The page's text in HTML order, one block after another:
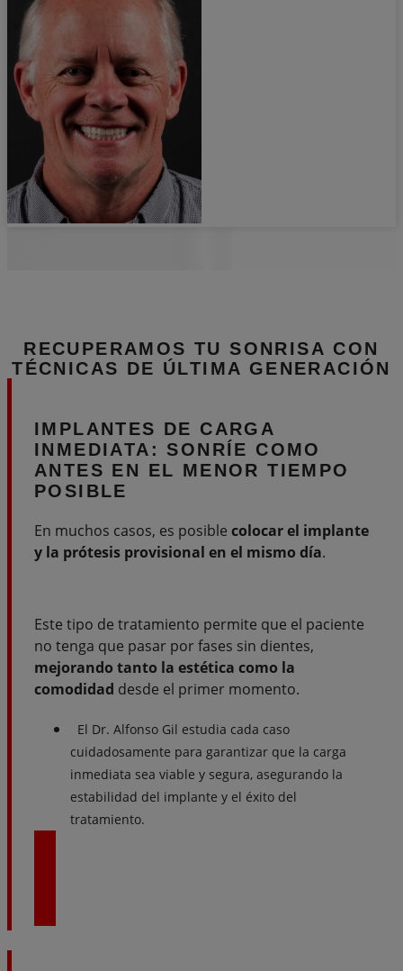
RECUPERAMOS TU SONRISA CON
TÉCNICAS DE ÚLTIMA GENERACIÓN
IMPLANTES DE CARGA
INMEDIATA: SONRÍE COMO
ANTES EN EL MENOR TIEMPO
POSIBLE
En muchos casos, es posible colocar el implante
y la prótesis provisional en el mismo día.
Este tipo de tratamiento permite que el paciente
no tenga que pasar por fases sin dientes,
mejorando tanto la estética como la
comodidad desde el primer momento.
El Dr. Alfonso Gil estudia cada caso
cuidadosamente para garantizar que la carga
inmediata sea viable y segura, asegurando la
estabilidad del implante y el éxito del
tratamiento.